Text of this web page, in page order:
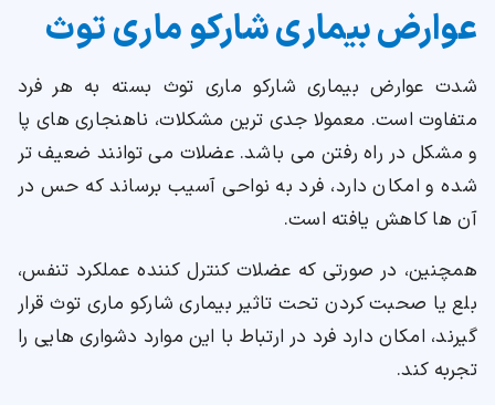
عوارض بیماری شارکو ماری توث
شدت عوارض بیماری شارکو ماری توث بسته به هر فرد
متفاوت است. معمولا جدی ترین مشکلات، ناهنجاری های پا
و مشکل در راه رفتن می باشد. عضلات می توانند ضعیف تر
شده و امکان دارد، فرد به نواحی آسیب برساند که حس در
آن ها کاهش یافته است.
همچنین، در صورتی که عضلات کنترل کننده عملکرد تنفس،
بلع یا صحبت کردن تحت تاثیر بیماری شارکو ماری توث قرار
گیرند، امکان دارد فرد در ارتباط با این موارد دشواری هایی را
تجربه کند.